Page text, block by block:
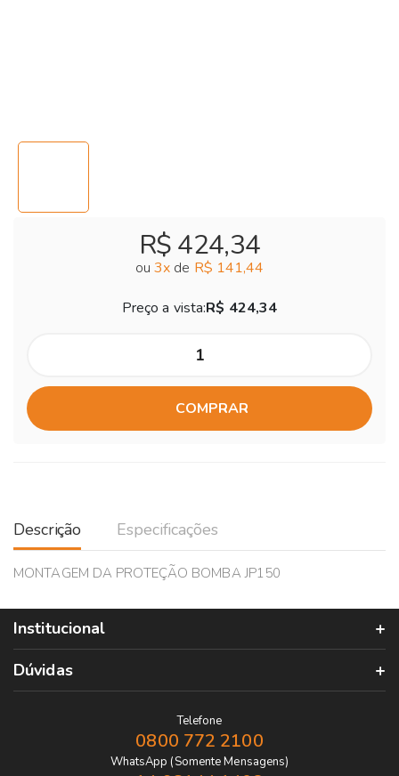
R$ 424,34
ou 3x de R$ 141,44
Preço a vista:R$ 424,34
COMPRAR
Descrição Especificações
MONTAGEM DA PROTEÇÃO BOMBA JP150
Institucional
Dúvidas
Telefone
0800 772 2100
WhatsApp (Somente Mensagens)